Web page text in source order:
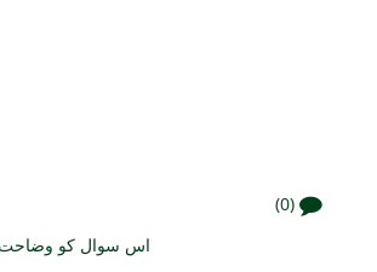
(0)
اس سوال کو وضاحت